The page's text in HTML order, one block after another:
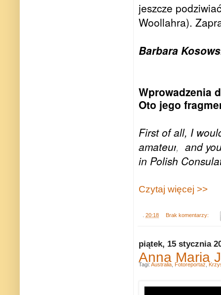
jeszcze
Woollahra).
Barbara
Wprowadzenia
Oto jego
First of all, I
amateur, and
in Polish
Czytaj więcej >>
20:18 Brak komentarzy:
piątek, 15 stycznia
Anna Maria
Tagi: Australia Fotoreportaż